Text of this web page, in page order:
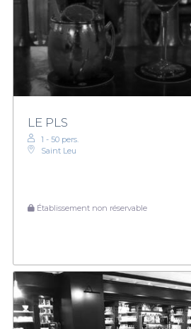
LE PLS
1 - 50 pers.
Saint Leu
Établissement non réservable